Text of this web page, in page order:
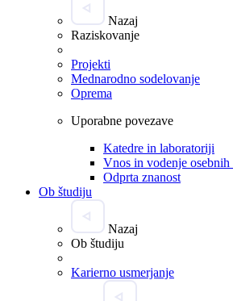
Nazaj
Raziskovanje
Projekti
Mednarodno sodelovanje
Oprema
Uporabne povezave
Katedre in laboratoriji
Vnos in vodenje
Odprta znanost
Ob študiju
Nazaj
Ob študiju
Karierno usmerjanje